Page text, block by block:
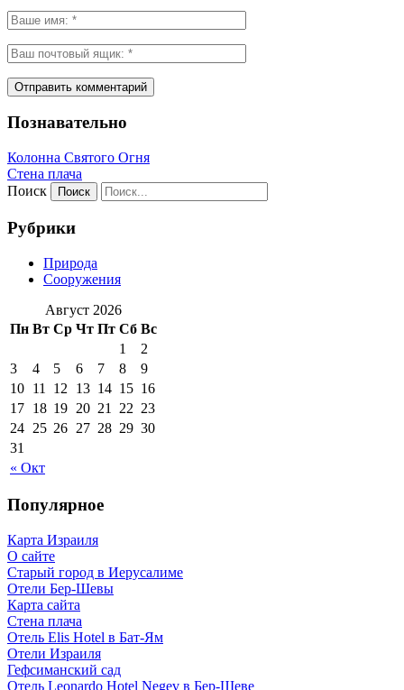
Познавательно
Колонна Святого Огня
Стена плача
Поиск
Рубрики
Природа
Сооружения
Август 2026
Пн Вт Ср Чт Пт Сб Вс
« Окт
1
2
3
4 5 6 7 8
9
10 11 12 13 14 15 16
17 18 19 20 21 22 23
24 25 26 27 28 29 30
31
Популярное
Карта Израиля
О сайте
Старый город в Иерусалиме
Отели Бер-Шевы
Карта сайта
Стена плача
Отель Elis Hotel в Бат-Ям
Отели Израиля
Гефсиманский сад
Отель Leonardo Hotel Negev в Бер-Шеве